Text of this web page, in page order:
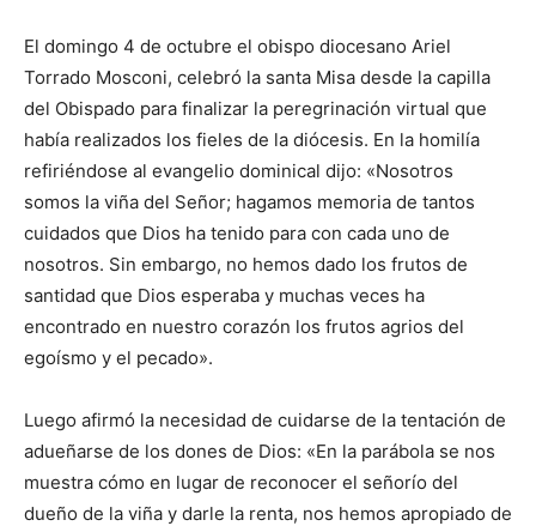
El domingo 4 de octubre el obispo diocesano Ariel
Torrado Mosconi, celebró la santa Misa desde la capilla
del Obispado para finalizar la peregrinación virtual que
había realizados los fieles de la diócesis. En la homilía
refiriéndose al evangelio dominical dijo: «Nosotros
somos la viña del Señor; hagamos memoria de tantos
cuidados que Dios ha tenido para con cada uno de
nosotros. Sin embargo, no hemos dado los frutos de
santidad que Dios esperaba y muchas veces ha
encontrado en nuestro corazón los frutos agrios del
egoísmo y el pecado».
Luego afirmó la necesidad de cuidarse de la tentación de
adueñarse de los dones de Dios: «En la parábola se nos
muestra cómo en lugar de reconocer el señorío del
dueño de la viña y darle la renta, nos hemos apropiado de